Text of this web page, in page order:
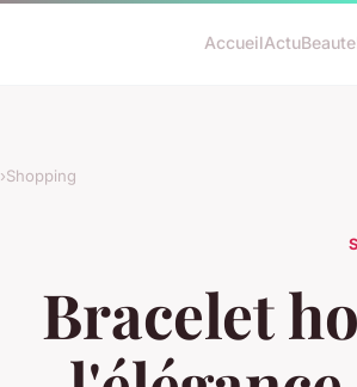
AccueilActuBeaute
›Shopping
Bracelet